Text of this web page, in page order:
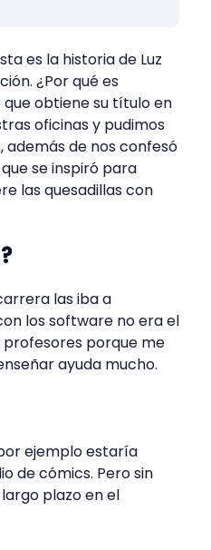
es la historia de Luz
¿Por qué es
obtiene su título en
oficinas y pudimos
además de nos confesó
se inspiró para
las quesadillas con
las iba a
los software no era el
porque me
ayuda mucho.
ejemplo estaría
de cómics. Pero sin
plazo en el